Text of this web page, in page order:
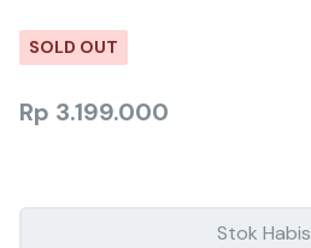
SOLD OUT
Rp 3.199.000
Stok Habis